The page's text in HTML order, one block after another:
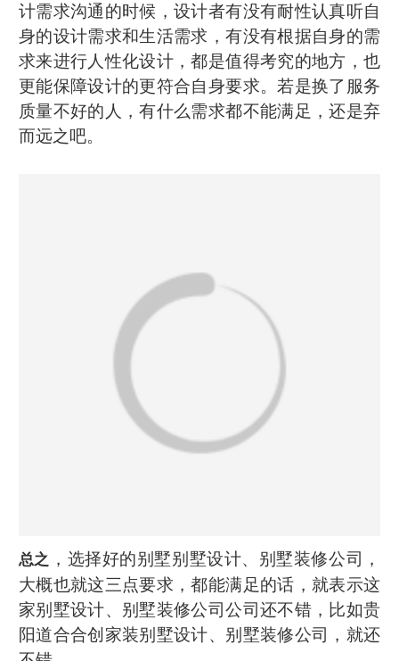
计需求沟通的时候，设计者有没有耐性认真听自
身的设计需求和生活需求，有没有根据自身的需
求来进行人性化设计，都是值得考究的地方，也
更能保障设计的更符合自身要求。若是换了服务
质量不好的人，有什么需求都不能满足，还是弃
而远之吧。
总之 ，选择好的别墅别墅设计、别墅装修公司，
大概也就这三点要求，都能满足的话，就表示这
家别墅设计、别墅装修公司公司还不错，比如贵
阳道合合创家装别墅设计、别墅装修公司，就还